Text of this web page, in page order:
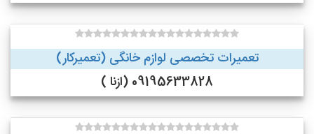
تعمیرات تخصصی لوازم خانگی (تعمیرکار)
09195633828 (ازنا )